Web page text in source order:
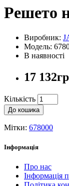
Решето
Виробник:
Модель:
В наявності
17
Кількість
До кошика
Мітки: 678000
Інформація
Про нас
Інформація